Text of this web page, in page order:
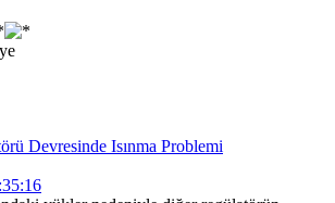
Devresinde Isınma Problemi